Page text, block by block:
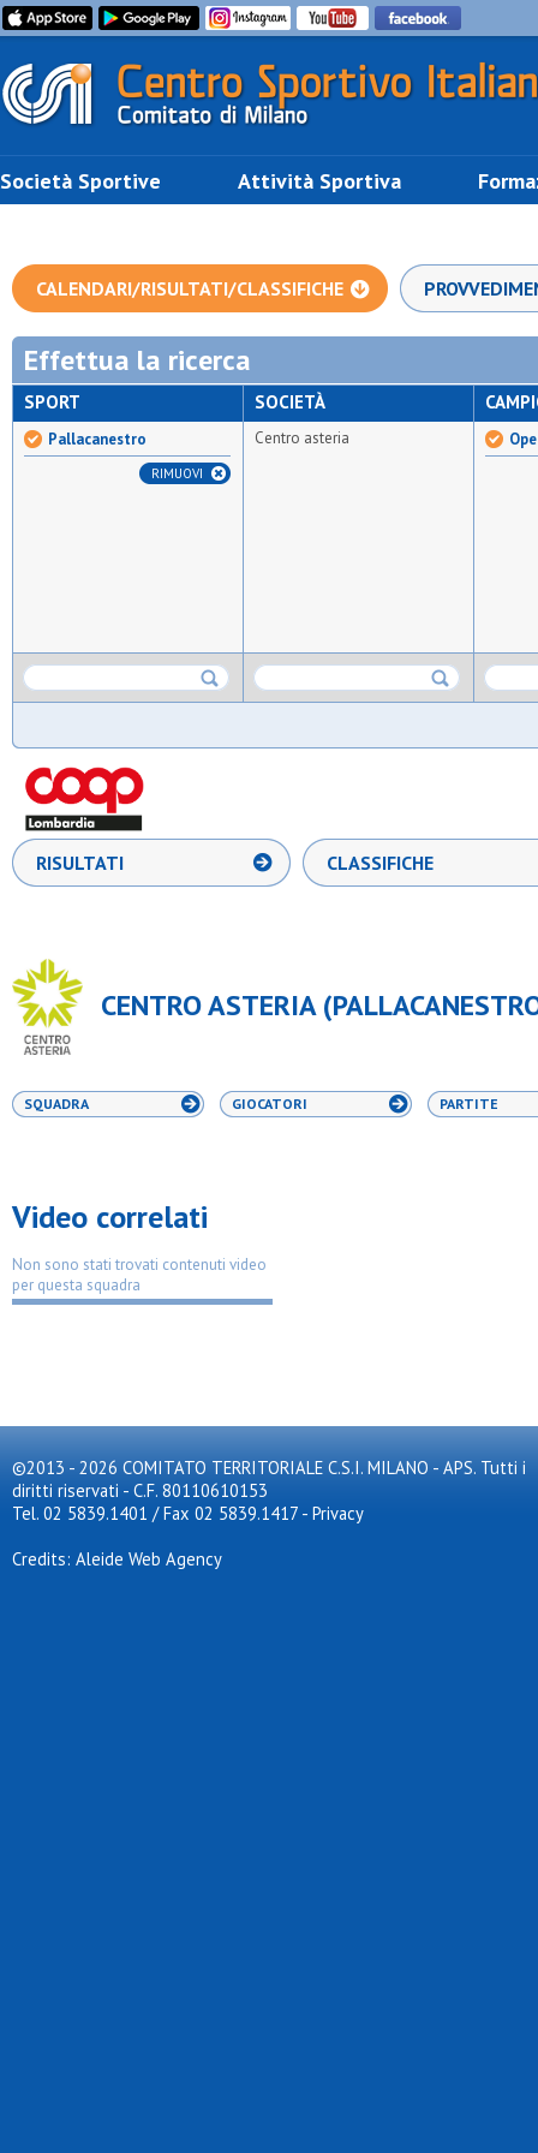
Società Sportive Attività Sportiva
CALENDARI/RISULTATI/CLASSIFICHE
Effettua la ricerca
SPORT
Pallacanestro
RIMUOVI
SOCIETÀ
Centro asteria
RISULTATI CLASSIFICHE
CENTRO ASTERIA
SQUADRA GIOCATORI PARTITE
Video correlati
Non sono stati trovati contenuti video
per questa squadra
©2013 - 2026 COMITATO TERRITORIALE C.S.I. MILANO - APS. Tutti i
diritti riservati - C.F. 80110610153
Tel. 02 5839.1401 / Fax 02 5839.1417 - Privacy
Credits: Aleide Web Agency